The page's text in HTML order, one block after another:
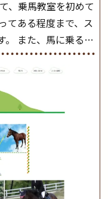
、乗馬教室を初めて
てある程度まで、ス
。 また、馬に乗るだ
どを装着する） も
こと」にも慣れてい
ークラスで単独で
なったら スタート
スピードを調整し
)を学びます。 安定
きるようになれば
プクラス スタート
歩の初歩をマスター